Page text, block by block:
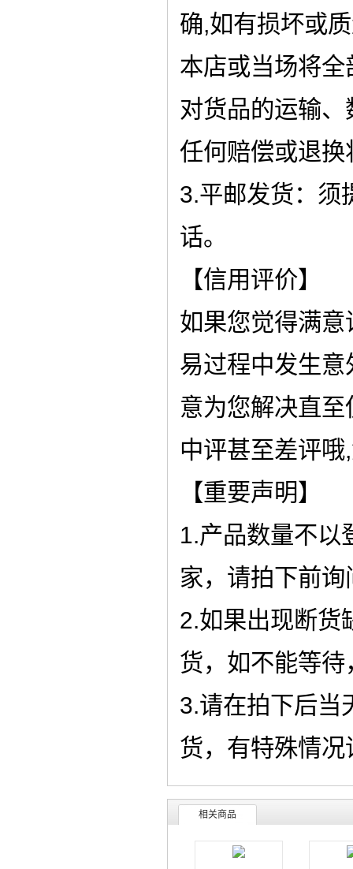
确,如有损坏或
本店或当场将
对货品的运输
任何赔偿或退
3.平邮发货：须
话。
【信用评价】
如果您觉得满
易过程中发生
意为您解决直
中评甚至差评
【重要声明】
1.产品数量不以
家，请拍下前
2.如果出现断货
货，如不能等
3.请在拍下后当
货，有特殊情
相关商品